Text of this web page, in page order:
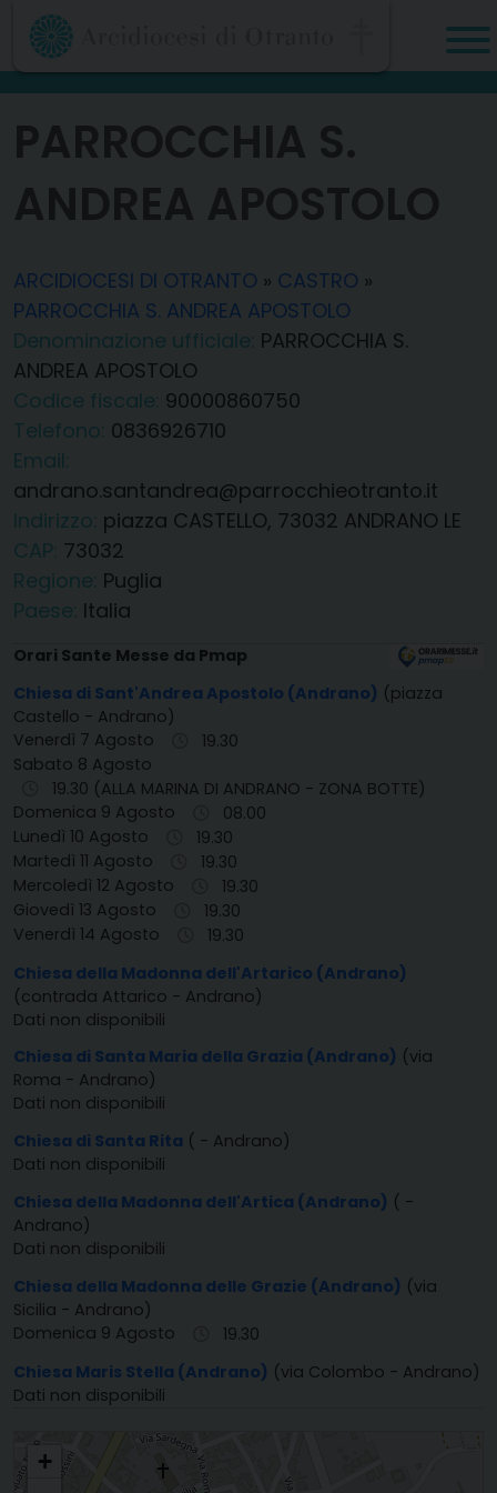
Skip
content
PARROCCHIA S.
ANDREA APOSTOLO
ARCIDIOCESI DI OTRANTO » CASTRO »
PARROCCHIA S. ANDREA APOSTOLO
Denominazione ufficiale: PARROCCHIA S.
ANDREA APOSTOLO
Codice fiscale: 90000860750
Telefono: 0836926710
Email:
andrano.santandrea@parrocchieotranto.it
Indirizzo: piazza CASTELLO, 73032 ANDRANO LE
CAP: 73032
Regione: Puglia
Paese: Italia
Orari Sante Messe da Pmap
Chiesa di Sant'Andrea Apostolo (Andrano) (piazza
Castello - Andrano)
Venerdì 7 Agosto
19.30
Sabato 8 Agosto
19.30 (ALLA MARINA DI ANDRANO - ZONA BOTTE)
Domenica 9 Agosto
08.00
Lunedì 10 Agosto
19.30
Martedì 11 Agosto
19.30
Mercoledì 12 Agosto
19.30
Giovedì 13 Agosto
19.30
Venerdì 14 Agosto
19.30
Chiesa della Madonna dell'Artarico (Andrano)
(contrada Attarico - Andrano)
Dati non disponibili
Chiesa di Santa Maria della Grazia (Andrano) (via
Roma - Andrano)
Dati non disponibili
Chiesa di Santa Rita ( - Andrano)
Dati non disponibili
Chiesa della Madonna dell'Artica (Andrano) ( -
Andrano)
Dati non disponibili
Chiesa della Madonna delle Grazie (Andrano) (via
Sicilia - Andrano)
Domenica 9 Agosto
19.30
Chiesa Maris Stella (Andrano) (via Colombo - Andrano)
Dati non disponibili
PARROCCHIA S. ANDREA APOSTOLO
+